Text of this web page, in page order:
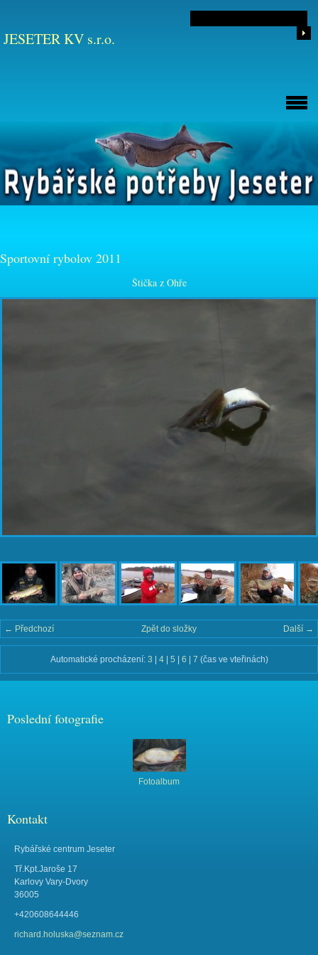
JESETER KV s.r.o.
Sportovní rybolov 2011
Štička z Ohře
← Předchozí Další →
Zpět do složky
Automatické procházení: 3 | 4| 5 | 6 | 7 (čas ve vteřinách)
Poslední fotografie
Fotoalbum
Kontakt
Rybářské centrum Jeseter
Tř.Kpt.Jaroše 17
Karlovy Vary-Dvory
36005
+420608644446
richard.holuska@seznam.cz